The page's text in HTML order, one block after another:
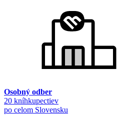
Osobný odber
20 kníhkupectiev
po celom Slovensku